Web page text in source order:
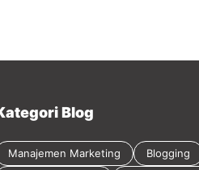
Blog
Manajemen Marketing Blogging